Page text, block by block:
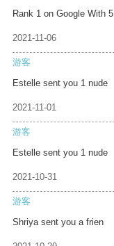
Rank 1 on Google With 5
2021-11-06
游客
Estelle sent you 1 nude
2021-11-01
游客
Estelle sent you 1 nude
2021-10-31
游客
Shriya sent you a frien